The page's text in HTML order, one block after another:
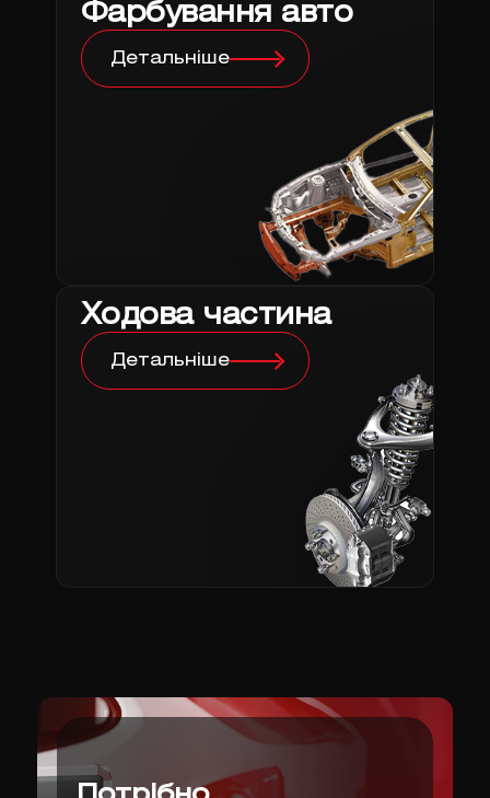
Фарбування авто
Детальніше
Ходова частина
Детальніше